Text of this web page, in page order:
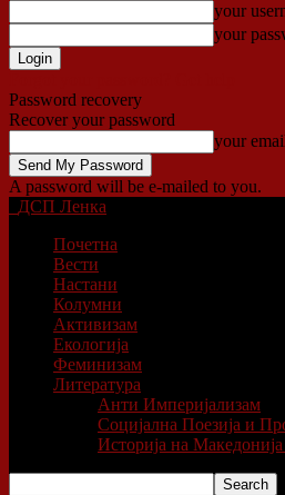
your
your
Password recovery
Recover your password
your
A password will be e-mailed to you.
ДСП Ленка
Почетна
Вести
Настани
Колумни
Активизам
Екологија
Феминизам
Литература
Анти Империјализам
Социјална Поезија и
Историја на